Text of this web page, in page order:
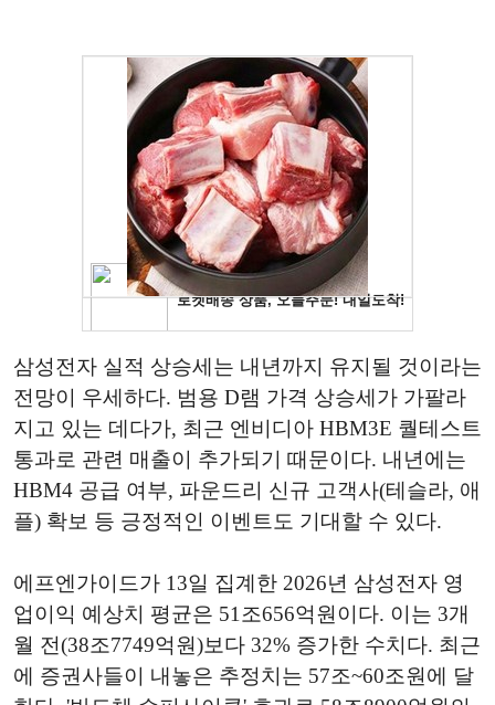
삼성전자 실적 상승세는 내년까지 유지될 것이라는
전망이 우세하다. 범용 D램 가격 상승세가 가팔라
지고 있는 데다가, 최근 엔비디아 HBM3E 퀄테스트
통과로 관련 매출이 추가되기 때문이다. 내년에는
HBM4 공급 여부, 파운드리 신규 고객사(테슬라, 애
플) 확보 등 긍정적인 이벤트도 기대할 수 있다.
에프엔가이드가 13일 집계한 2026년 삼성전자 영
업이익 예상치 평균은 51조656억원이다. 이는 3개
월 전(38조7749억원)보다 32% 증가한 수치다. 최근
에 증권사들이 내놓은 추정치는 57조~60조원에 달